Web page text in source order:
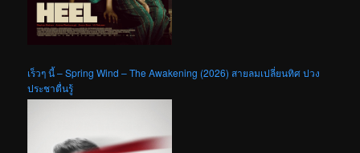
เร็วๆ นี้ – Spring Wind – The Awakening (2026) สายลมเปลี่ยนทิศ ปวง
ประชาตื่นรู้